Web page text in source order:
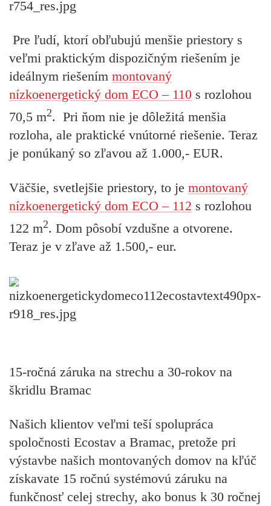
Pre ľudí, ktorí obľubujú menšie priestory s
veľmi praktickým dispozičným riešením je
ideálnym riešením montovaný
nízkoenergetický dom ECO – 110 s rozlohou
70,5 m2. Pri ňom nie je dôležitá menšia
rozloha, ale praktické vnútorné riešenie. Teraz
je ponúkaný so zľavou až 1.000,- EUR.
Väčšie, svetlejšie priestory, to je montovaný
nízkoenergetický dom ECO – 112 s rozlohou
122 m2. Dom pôsobí vzdušne a otvorene.
Teraz je v zľave až 1.500,- eur.
15-ročná záruka na strechu a 30-rokov na
škridlu Bramac
Našich klientov veľmi teší spolupráca
spoločnosti Ecostav a Bramac, pretože pri
výstavbe našich montovaných domov na kľúč
získavate 15 ročnú systémovú záruku na
funkčnosť celej strechy, ako bonus k 30 ročnej